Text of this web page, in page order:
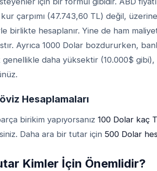
çarpımı (47.743,60 TL) değil,
birlikte hesaplanır. Yine de ham
Ayrıca 1000 Dolar bozdururken,
genellikle daha yüksektir (10.000$
Hesaplamaları
birikim yapıyorsanız 100 Dolar kaç
Daha ara bir tutar için 500 Dolar
Kimler İçin Önemlidir?